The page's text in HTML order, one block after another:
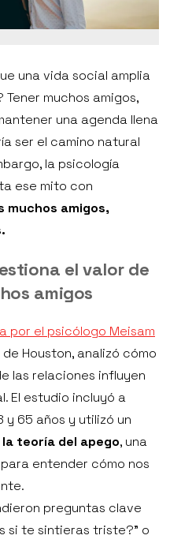
una vida social amplia
muchos amigos,
una agenda llena
ser el camino natural
la psicología
ese mito con
muchos amigos,
el valor de
amigos
por el psicólogo Meisam
Houston, analizó cómo
las relaciones influyen
El estudio incluyó a
y 65 años y utilizó un
teoría del apego, una
entender cómo nos
preguntas clave
si te sintieras triste?” o